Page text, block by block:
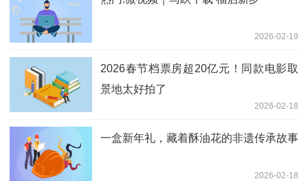
2026-02-19
2026春节档票房超20亿元！同款电影取
景地太好拍了
2026-02-18
一盒新年礼，藏着酥油花的非遗传承故事
2026-02-18